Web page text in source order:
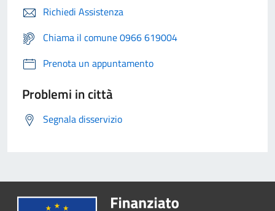
Richiedi Assistenza
Chiama il comune 0966 619004
Prenota un appuntamento
Problemi in città
Segnala disservizio